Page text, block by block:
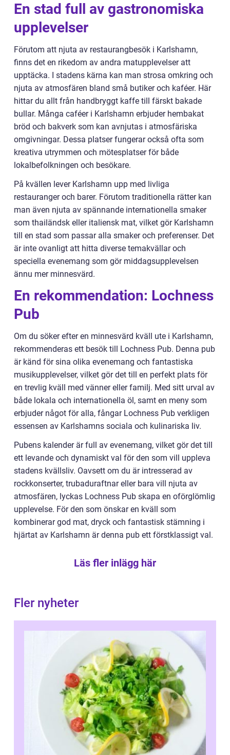
En stad full av gastronomiska
upplevelser
Förutom att njuta av restaurangbesök i Karlshamn,
finns det en rikedom av andra matupplevelser att
upptäcka. I stadens kärna kan man strosa omkring och
njuta av atmosfären bland små butiker och kaféer. Här
hittar du allt från handbryggt kaffe till färskt bakade
bullar. Många caféer i Karlshamn erbjuder hembakat
bröd och bakverk som kan avnjutas i atmosfäriska
omgivningar. Dessa platser fungerar också ofta som
kreativa utrymmen och mötesplatser för både
lokalbefolkningen och besökare.
På kvällen lever Karlshamn upp med livliga
restauranger och barer. Förutom traditionella rätter kan
man även njuta av spännande internationella smaker
som thailändsk eller italiensk mat, vilket gör Karlshamn
till en stad som passar alla smaker och preferenser. Det
är inte ovanligt att hitta diverse temakvällar och
speciella evenemang som gör middagsupplevelsen
ännu mer minnesvärd.
En rekommendation: Lochness
Pub
Om du söker efter en minnesvärd kväll ute i Karlshamn,
rekommenderas ett besök till Lochness Pub. Denna pub
är känd för sina olika evenemang och fantastiska
musikupplevelser, vilket gör det till en perfekt plats för
en trevlig kväll med vänner eller familj. Med sitt urval av
både lokala och internationella öl, samt en meny som
erbjuder något för alla, fångar Lochness Pub verkligen
essensen av Karlshamns sociala och kulinariska liv.
Pubens kalender är full av evenemang, vilket gör det till
ett levande och dynamiskt val för den som vill uppleva
stadens kvällsliv. Oavsett om du är intresserad av
rockkonserter, trubaduraftnar eller bara vill njuta av
atmosfären, lyckas Lochness Pub skapa en oförglömlig
upplevelse. För den som önskar en kväll som
kombinerar god mat, dryck och fantastisk stämning i
hjärtat av Karlshamn är denna pub ett förstklassigt val.
Läs fler inlägg här
Fler nyheter